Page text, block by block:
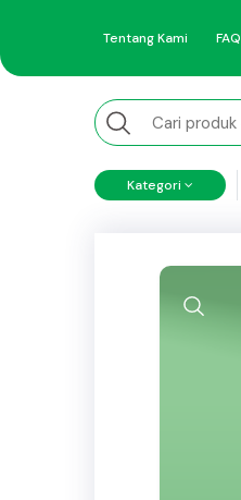
Tentang Kami FAQ
Kategori